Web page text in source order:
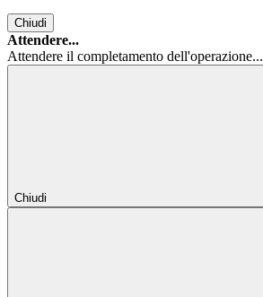
Chiudi
Attendere...
Attendere il completamento dell'operazione...
Chiudi